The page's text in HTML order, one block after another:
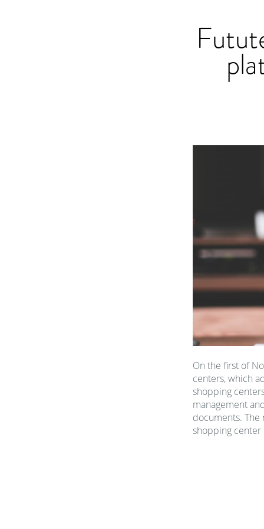
On the first of
centers, which
shopping
management
documents. The
shopping center